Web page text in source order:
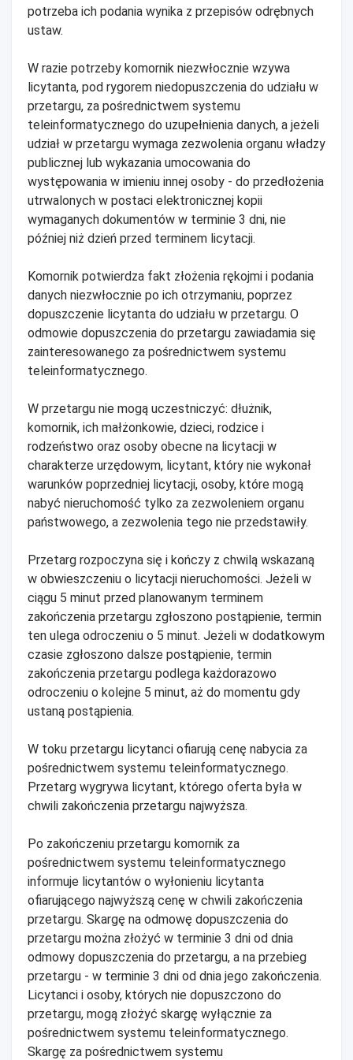
potrzeba ich podania wynika z przepisów odrębnych
ustaw.
W razie potrzeby komornik niezwłocznie wzywa
licytanta, pod rygorem niedopuszczenia do udziału w
przetargu, za pośrednictwem systemu
teleinformatycznego do uzupełnienia danych, a jeżeli
udział w przetargu wymaga zezwolenia organu władzy
publicznej lub wykazania umocowania do
występowania w imieniu innej osoby - do przedłożenia
utrwalonych w postaci elektronicznej kopii
wymaganych dokumentów w terminie 3 dni, nie
później niż dzień przed terminem licytacji.
Komornik potwierdza fakt złożenia rękojmi i podania
danych niezwłocznie po ich otrzymaniu, poprzez
dopuszczenie licytanta do udziału w przetargu. O
odmowie dopuszczenia do przetargu zawiadamia się
zainteresowanego za pośrednictwem systemu
teleinformatycznego.
W przetargu nie mogą uczestniczyć: dłużnik,
komornik, ich małżonkowie, dzieci, rodzice i
rodzeństwo oraz osoby obecne na licytacji w
charakterze urzędowym, licytant, który nie wykonał
warunków poprzedniej licytacji, osoby, które mogą
nabyć nieruchomość tylko za zezwoleniem organu
państwowego, a zezwolenia tego nie przedstawiły.
Przetarg rozpoczyna się i kończy z chwilą wskazaną
w obwieszczeniu o licytacji nieruchomości. Jeżeli w
ciągu 5 minut przed planowanym terminem
zakończenia przetargu zgłoszono postąpienie, termin
ten ulega odroczeniu o 5 minut. Jeżeli w dodatkowym
czasie zgłoszono dalsze postąpienie, termin
zakończenia przetargu podlega każdorazowo
odroczeniu o kolejne 5 minut, aż do momentu gdy
ustaną postąpienia.
W toku przetargu licytanci ofiarują cenę nabycia za
pośrednictwem systemu teleinformatycznego.
Przetarg wygrywa licytant, którego oferta była w
chwili zakończenia przetargu najwyższa.
Po zakończeniu przetargu komornik za
pośrednictwem systemu teleinformatycznego
informuje licytantów o wyłonieniu licytanta
ofiarującego najwyższą cenę w chwili zakończenia
przetargu. Skargę na odmowę dopuszczenia do
przetargu można złożyć w terminie 3 dni od dnia
odmowy dopuszczenia do przetargu, a na przebieg
przetargu - w terminie 3 dni od dnia jego zakończenia.
Licytanci i osoby, których nie dopuszczono do
przetargu, mogą złożyć skargę wyłącznie za
pośrednictwem systemu teleinformatycznego.
Skargę za pośrednictwem systemu